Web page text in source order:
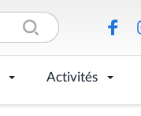
Activités